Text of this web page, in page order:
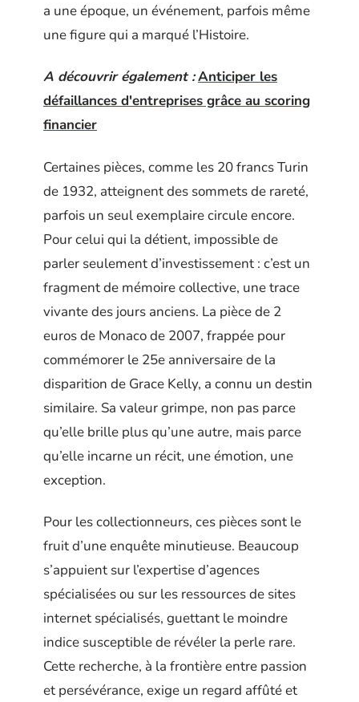
a une époque, un événement, parfois même
une figure qui a marqué l’Histoire.
A découvrir également :Anticiper les
défaillances d'entreprises grâce au scoring
financier
Certaines pièces, comme les 20 francs Turin
de 1932, atteignent des sommets de rareté,
parfois un seul exemplaire circule encore.
Pour celui qui la détient, impossible de
parler seulement d’investissement : c’est un
fragment de mémoire collective, une trace
vivante des jours anciens. La pièce de 2
euros de Monaco de 2007, frappée pour
commémorer le 25e anniversaire de la
disparition de Grace Kelly, a connu un destin
similaire. Sa valeur grimpe, non pas parce
qu’elle brille plus qu’une autre, mais parce
qu’elle incarne un récit, une émotion, une
exception.
Pour les collectionneurs, ces pièces sont le
fruit d’une enquête minutieuse. Beaucoup
s’appuient sur l’expertise d’agences
spécialisées ou sur les ressources de sites
internet spécialisés, guettant le moindre
indice susceptible de révéler la perle rare.
Cette recherche, à la frontière entre passion
et persévérance, exige un regard affûté et